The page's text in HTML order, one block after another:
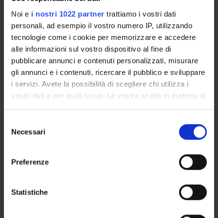
Noi e i nostri 1022 partner trattiamo i vostri dati
personali, ad esempio il vostro numero IP, utilizzando
tecnologie come i cookie per memorizzare e accedere
alle informazioni sul vostro dispositivo al fine di
pubblicare annunci e contenuti personalizzati, misurare
gli annunci e i contenuti, ricercare il pubblico e sviluppare
i servizi. Avete la possibilità di scegliere chi utilizza i
vostri dati e per quali scopi. Le vostre scelte in materia di
privacy sono applicabili solo su questa proprietà digitale
modificare o revocare il proprio consenso in qualsiasi
momento dalla Dichiarazione sui cookie o facendo clic
raccogliere informazioni sulla tua posizione
geografica, con un'approssimazione di qualche
delNecessari
Preferenze
Statistiche
ENTI FINANZIATORI:
Fondazione Cariverona
Finanziamento:assegnato e gestito dal Dipartimento
Programma:ENTI.RIC - Finanziamento da enti vari per la
ricerca
PARTECIPANTI AL PROGETTO
Flavia Bazzoni
Alessandra Maria Bossi
Professore associato